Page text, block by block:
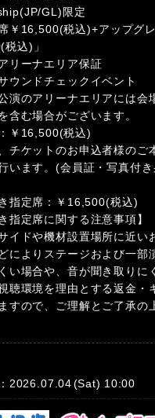
GL)限定
￥16,500(税込)+アップグ
込)」
リーナエリア保証
ウンドチェックイベント
演のアリーナエリアには会
含む場合がございます。
￥16,500(税込)
チケットのお申込者様のご
います。(会員証・写真付
指定席：￥16,500(税込)
指定席に関する注意事項】
イドや機材設置場所に近い
によりステージおよび一部
い場合や、音が聞き取りに
聴環境を理由とする返金・
すので、ご理解とご了承の
2026.07.04(Sat) 10:00